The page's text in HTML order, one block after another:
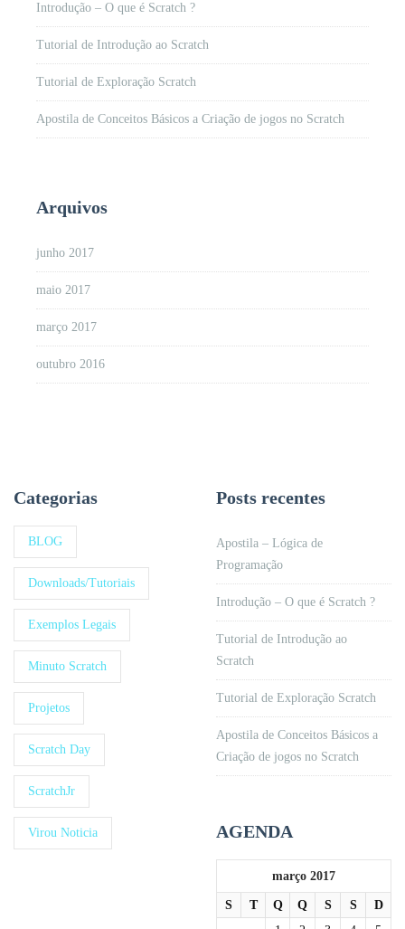
Introdução – O que é Scratch ?
Tutorial de Introdução ao Scratch
Tutorial de Exploração Scratch
Apostila de Conceitos Básicos a Criação de jogos no Scratch
Arquivos
junho 2017
maio 2017
março 2017
outubro 2016
Categorias
BLOG
Downloads/Tutoriais
Exemplos Legais
Minuto Scratch
Projetos
Scratch Day
ScratchJr
Virou Noticia
Posts recentes
Apostila – Lógica de
Programação
Introdução – O que é Scratch ?
Tutorial de Introdução ao
Scratch
Tutorial de Exploração Scratch
Apostila de Conceitos Básicos a
Criação de jogos no Scratch
AGENDA
março 2017
S T Q Q S S
D